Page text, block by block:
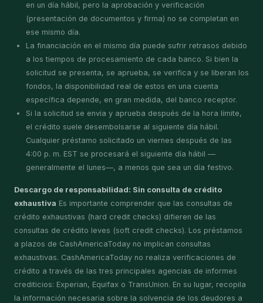
en un día hábil, pero la aprobación y verificación
(presentación de documentos y firma) no se completan en
ese mismo día.
La financiación en el mismo día puede sufrir retrasos debido
a los tiempos de procesamiento de cada banco. Si bien la
solicitud se presenta, se aprueba, se verifica y se liberan los
fondos, la disponibilidad real de estos en una cuenta
específica depende, en gran medida, del banco receptor.
Si la solicitud se envía y aprueba después de la hora límite,
el crédito suele desembolsarse al siguiente día hábil.
Cualquier préstamo solicitado un viernes después de las
4:00 p. m. EST se procesará el siguiente día hábil —
generalmente el lunes—, a menos que sea un día festivo.
Descargo de responsabilidad: Sin consulta de crédito
exhaustiva Es importante comprender que las consultas de
crédito exhaustivas (hard credit checks) difieren de las
consultas de crédito leves (soft credit checks). Los préstamos
a plazos de CashAmericaToday no implican consultas
exhaustivas. CashAmericaToday no realiza verificaciones de
crédito a través de las tres principales agencias de informes
crediticios: Experian, Equifax o TransUnion. En su lugar, recopila
la información necesaria sobre la solvencia de los deudores a